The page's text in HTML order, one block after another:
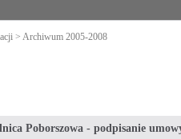
> Archiwum 2005-2008
Poborszowa - podpisanie